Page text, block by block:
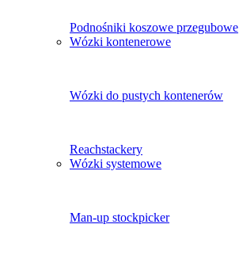
Podnośniki koszowe przegubowe
Wózki kontenerowe
Wózki do pustych kontenerów
Reachstackery
Wózki systemowe
Man-up stockpicker